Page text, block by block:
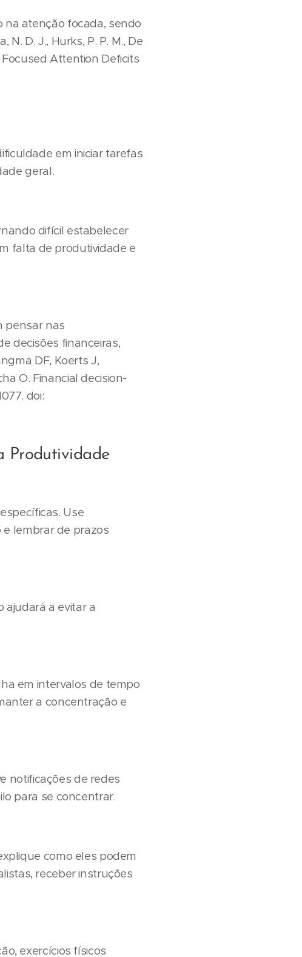
atenção focada, sendo
D. J., Hurks, P. P. M., De
Focused Attention Deficits
em iniciar tarefas
geral.
difícil estabelecer
falta de produtividade e
pensar nas
decisões financeiras,
DF, Koerts J,
O. Financial decision-
doi:
Produtividade
Use
lembrar de prazos
ajudará a evitar a
em intervalos de tempo
a concentração e
notificações de redes
para se concentrar.
como eles podem
receber instruções
exercícios físicos